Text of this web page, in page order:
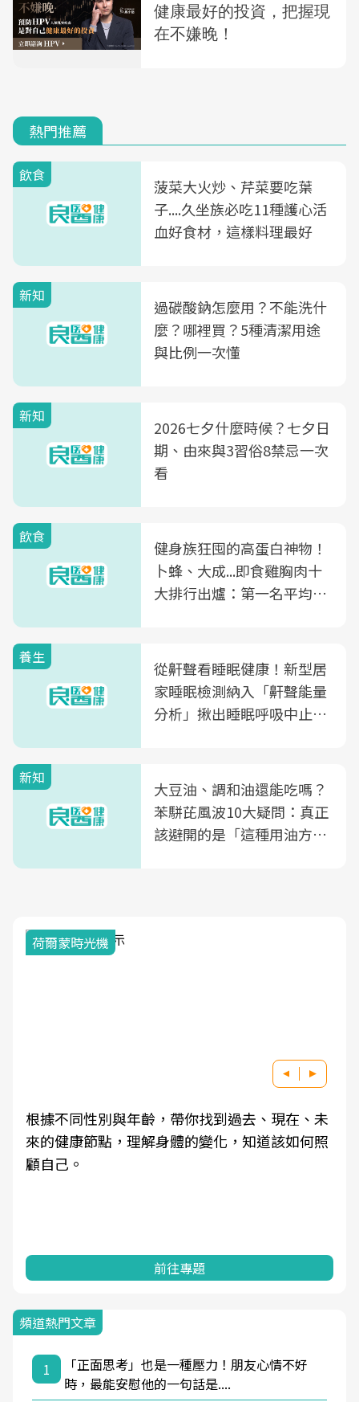
熱門推薦
飲食
菠菜大火炒、芹菜要吃葉
子....久坐族必吃11種護心活
血好食材，這樣料理最好
新知
過碳酸鈉怎麼用？不能洗什
麼？哪裡買？5種清潔用途
與比例一次懂
新知
2026七夕什麼時候？七夕日
期、由來與3習俗8禁忌一次
看
飲食
健身族狂囤的高蛋白神物！
卜蜂、大成...即食雞胸肉十
大排行出爐：第一名平均一
養生
從鼾聲看睡眠健康！新型居
家睡眠檢測納入「鼾聲能量
分析」揪出睡眠呼吸中止症
新知
大豆油、調和油還能吃嗎？
苯駢芘風波10大疑問：真正
該避開的是「這種用油方
荷爾蒙時光機
根據不同性別與年齡，帶你找到過去、現在、未
來的健康節點，理解身體的變化，知道該如何照
顧自己。
前往專題
頻道熱門文章
1
「正面思考」也是一種壓力！朋友心情不好
時，最能安慰他的一句話是....